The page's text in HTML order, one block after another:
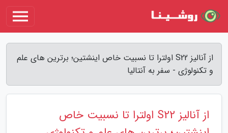
از آنالیز S22 اولترا تا نسبیت خاص اینشتین؛ برترین های علم
و تکنولوژی - سفر به آنتالیا
از آنالیز S22 اولترا تا نسبیت خاص